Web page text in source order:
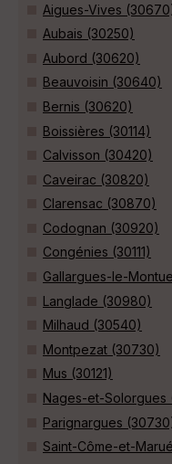
Aigues-Vives
Aubais (30250)
Aubord (30620)
Beauvoisin (30640)
Bernis (30620)
Boissières (30114)
Calvisson (30420)
Caveirac (30820)
Clarensac (30870)
Codognan (30920)
Congénies (30111)
Gallargues-le-
Langlade (30980)
Milhaud (30540)
Montpezat (30730)
Mus (30121)
Nages-et-Solorgues
Parignargues
Saint-Côme-et-